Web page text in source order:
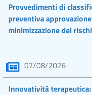
Provvedimenti di
preventiva
minimizzazione del
07/08/2026
Innovatività